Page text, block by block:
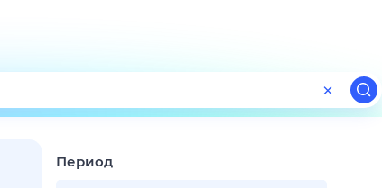
Поиск
ТВ-программа
Период